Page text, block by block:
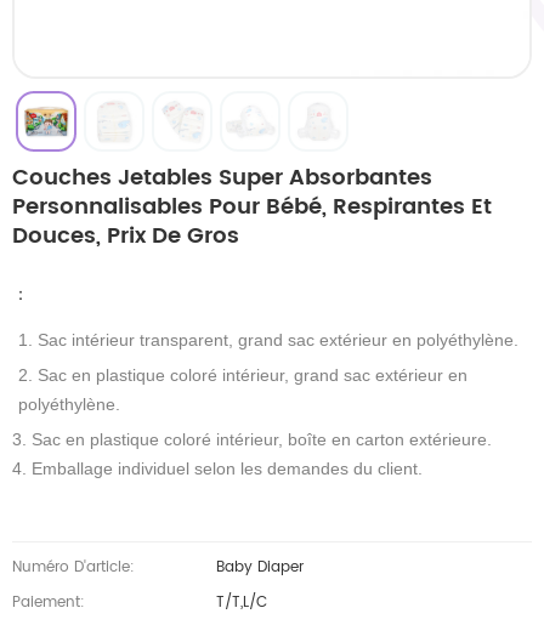
Couches Jetables Super Absorbantes
Personnalisables Pour Bébé, Respirantes Et
Douces, Prix De Gros
：
1. Sac intérieur transparent, grand sac extérieur en polyéthylène.
2. Sac en plastique coloré intérieur, grand sac extérieur en
polyéthylène.
3. Sac en plastique coloré intérieur, boîte en carton extérieure.
4. Emballage individuel selon les demandes du client.
Numéro D'article:
Baby Diaper
Paiement:
T/T,L/C